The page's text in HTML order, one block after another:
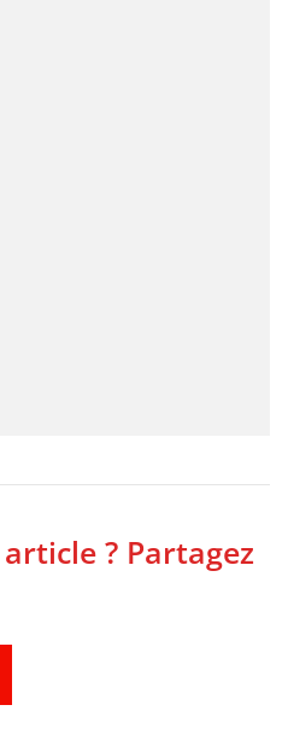
? Partagez